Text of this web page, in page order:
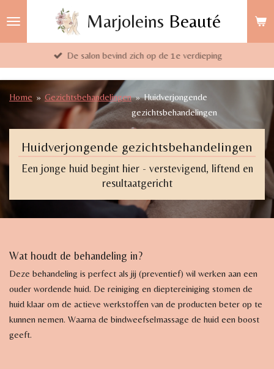
direct
naar
Marjoleins Beauté
De salon bevind zich op de 1e verdieping
Home » Gezichtsbehandelingen » Huidverjongende
gezichtsbehandelingen
Huidverjongende gezichtsbehandelingen
Een jonge huid begint hier - verstevigend, liftend en
resultaatgericht
Wat houdt de behandeling in?
Deze behandeling is perfect als jij (preventief) wil werken aan een
ouder wordende huid. De reiniging en dieptereiniging stomen de
huid klaar om de actieve werkstoffen van de producten beter op te
kunnen nemen. Waarna de bindweefselmassage de huid een boost
geeft.